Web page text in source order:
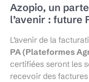
Azopio, un
l’avenir : future
L’avenir de la
PA (Plateformes
certifiées seront les
recevoir des